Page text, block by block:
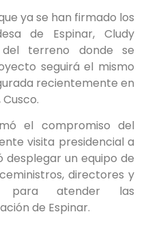
ya se han firmado los
de Espinar, Cludy
terreno donde se
seguirá el mismo
recientemente en
el compromiso del
visita presidencial a
desplegar un equipo de
directores y
para atender las
de Espinar.